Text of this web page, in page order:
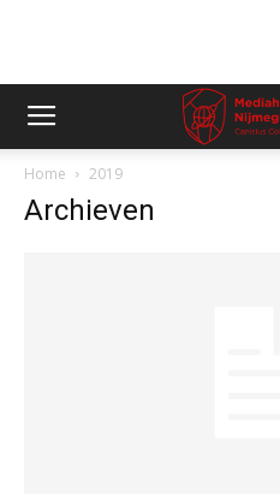
Home 2019
Archieven